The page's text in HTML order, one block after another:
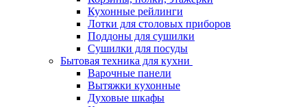
Кухонные рейлинги
Лотки для столовых приборов
Поддоны для сушилки
Сушилки для посуды
Бытовая техника для кухни
Варочные панели
Вытяжки кухонные
Духовые шкафы